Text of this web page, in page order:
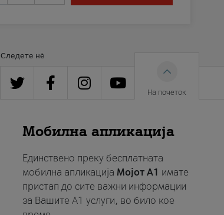
Следете нè
На почеток
Мобилна апликација
Единствено преку бесплатната
мобилна апликација Мојот A1 имате
пристап до сите важни информации
за Вашите A1 услуги, во било кое